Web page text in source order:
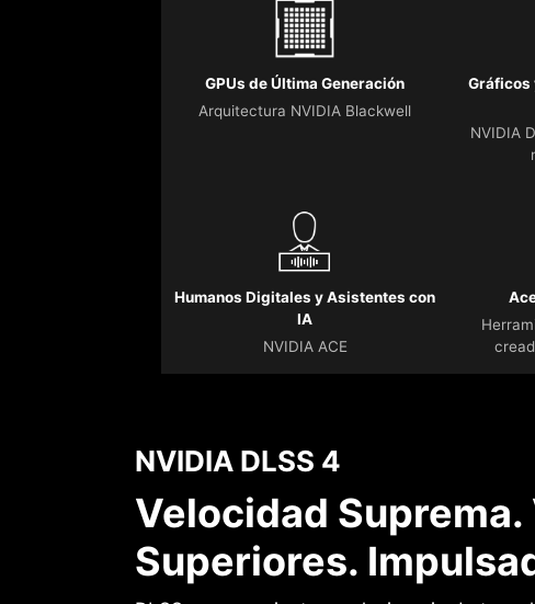
GPUs de Última Generación
Arquitectura NVIDIA Blackwell
Gráficos
NVIDIA
Humanos Digitales y Asistentes con
IA
NVIDIA ACE
NVIDIA DLSS 4
Velocidad
Superiores.